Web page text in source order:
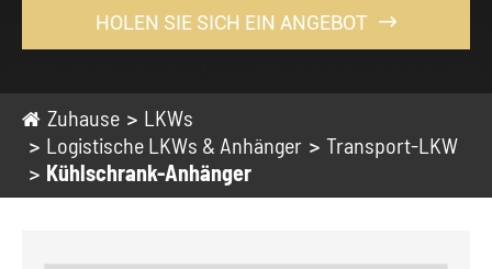
HOLEN SIE SICH EIN ANGEBOT 
Zuhause
LKWs
Logistische LKWs & Anhänger
Transport-LKW
Kühlschrank-Anhänger